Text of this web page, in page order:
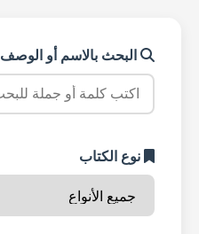
البحث بالاسم أو الوصف
نوع الكتاب